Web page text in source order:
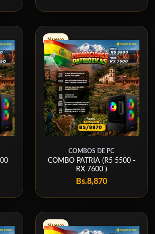
Nuevo
COMBOS DE PC
COMBO PATRIA (R5 5500 -
RX 7600 )
Bs.8,870
Nuevo